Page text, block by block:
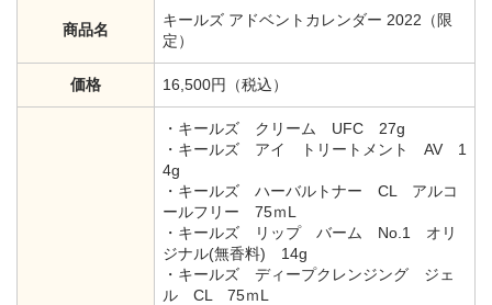
商品名
キールズ アドベントカレンダー 2022（限
定）
価格 16,500円（税込）
・キールズ クリーム UFC 27g
・キールズ アイ トリートメント AV 1
4g
・キールズ ハーバルトナー CL アルコ
ールフリー 75ｍL
・キールズ リップ バーム No.1 オリ
ジナル(無香料) 14g
・キールズ ディープクレンジング ジェ
ル CL 75ｍL